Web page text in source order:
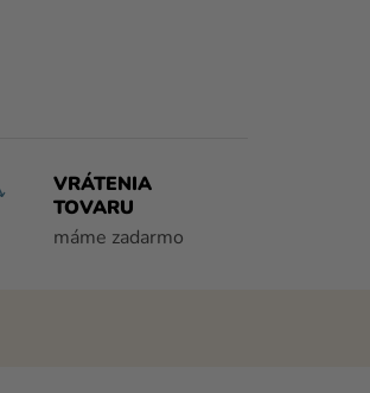
VRÁTENIA
TOVARU
máme zadarmo